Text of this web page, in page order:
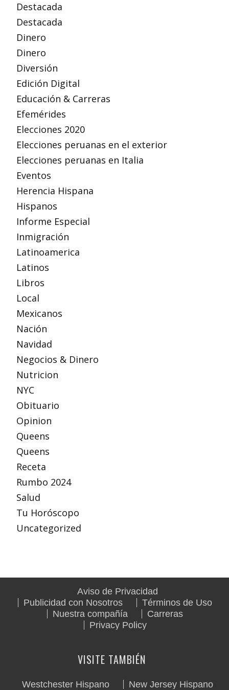
Destacada
Destacada
Dinero
Dinero
Diversión
Edición Digital
Educación & Carreras
Efemérides
Elecciones 2020
Elecciones peruanas en el exterior
Elecciones peruanas en Italia
Eventos
Herencia Hispana
Hispanos
Informe Especial
Inmigración
Latinoamerica
Latinos
Libros
Local
Mexicanos
Nación
Navidad
Negocios & Dinero
Nutricion
NYC
Obituario
Opinion
Queens
Queens
Receta
Rumbo 2024
Salud
Tu Horóscopo
Uncategorized
Aviso de Privacidad
Publicidad con Nosotros
Términos de Uso
Nuestra compañía
Carreras
Privacy Policy
VISITE TAMBIÉN
Westchester Hispano
New Jersey Hispano